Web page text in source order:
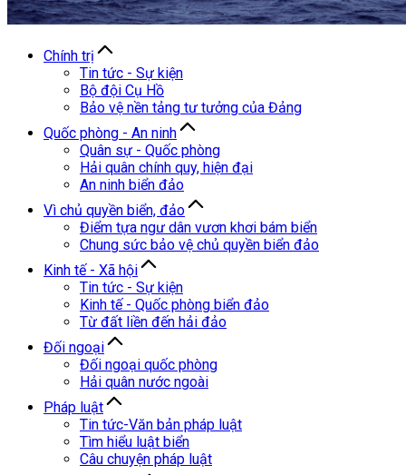
Chính trị
Tin tức - Sự kiện
Bộ đội Cụ Hồ
Bảo vệ nền tảng tư tưởng của Đảng
Quốc phòng - An ninh
Quân sự - Quốc phòng
Hải quân chính quy, hiện đại
An ninh biển đảo
Vì chủ quyền biển, đảo
Điểm tựa ngư dân vươn khơi bám biển
Chung sức bảo vệ chủ quyền biển đảo
Kinh tế - Xã hội
Tin tức - Sự kiện
Kinh tế - Quốc phòng biển đảo
Từ đất liền đến hải đảo
Đối ngoại
Đối ngoại quốc phòng
Hải quân nước ngoài
Pháp luật
Tin tức-Văn bản pháp luật
Tìm hiểu luật biển
Câu chuyện pháp luật